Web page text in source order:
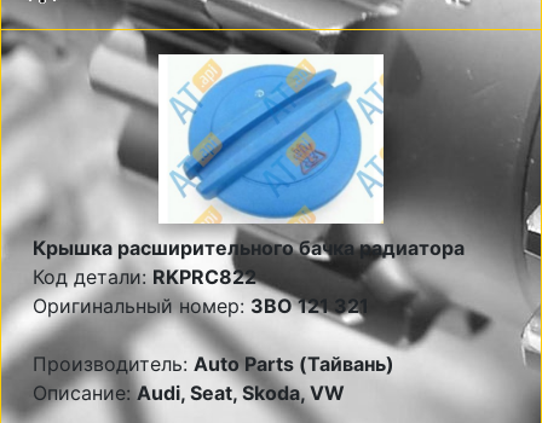
Крышка расширительного бачка радиатора
Код детали: RKPRC822
Оригинальный номер: 3BO 121 321
Производитель: Auto Parts (Тайвань)
Описание: Audi, Seat, Skoda, VW